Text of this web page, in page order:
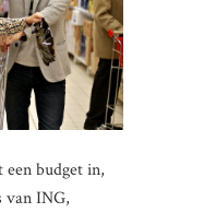
budget in,
van ING,